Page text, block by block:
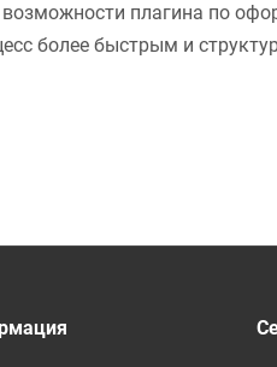
плагина по
более быстрым и